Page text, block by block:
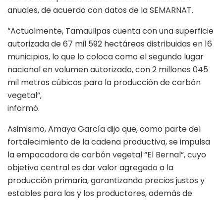
anuales, de acuerdo con datos de la SEMARNAT.
“Actualmente, Tamaulipas cuenta con una superficie
autorizada de 67 mil 592 hectáreas distribuidas en 16
municipios, lo que lo coloca como el segundo lugar
nacional en volumen autorizado, con 2 millones 045
mil metros cúbicos para la producción de carbón
vegetal”,
informó.
Asimismo, Amaya García dijo que, como parte del
fortalecimiento de la cadena productiva, se impulsa
la empacadora de carbón vegetal “El Bernal”, cuyo
objetivo central es dar valor agregado a la
producción primaria, garantizando precios justos y
estables para las y los productores, además de